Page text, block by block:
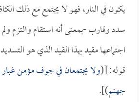
يكون في النار، فهو لا يجتمع مع ذلك
سدد وقارب -بمعنى أنه استقام والتزم
اجتماعها مقيد بهذا القيد الذي هو
قوله: [(ولا يجتمعان في جوف مؤمن غبار
جهنم)].